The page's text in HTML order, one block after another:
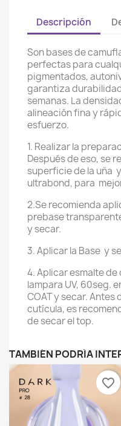
Descripción
Son bases de
perfectas para
pigmentados,
garantiza
semanas. La
alineación fina y
esfuerzo.
1. Realizar la
Después de eso, se
superficie de la uña
ultrabond, para
2.Se recomienda
prebase
y secar.
3. Aplicar la Base y
4. Aplicar esmalte de
lampara UV, 60seg.
COAT y secar.
cutícula, es
de secar el top.
TAMBIÉN PODRÍA
favorite_border